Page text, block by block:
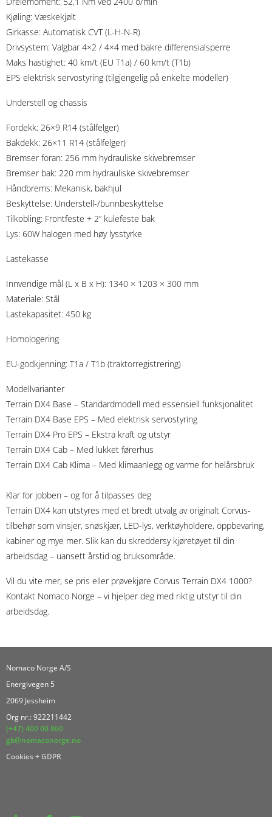
Kjøling: Væskekjølt
Girkasse: Automatisk CVT (L-H-N-R)
Drivsystem: Valgbar 4×2 / 4×4 med bakre differensialsperre
Maks hastighet: 40 km/t (EU T1a) / 60 km/t (T1b)
EPS elektrisk servostyring (tilgjengelig på enkelte modeller)
Understell og chassis
Fordekk: 26×9 R14 (stålfelger)
Bakdekk: 26×11 R14 (stålfelger)
Bremser foran: 256 mm hydrauliske skivebremser
Bremser bak: 220 mm hydrauliske skivebremser
Håndbrems: Mekanisk, bakhjul
Beskyttelse: Understell-/bunnbeskyttelse
Tilkobling: Frontfeste + 2” kulefeste bak
Lys: 60W halogen med høy lysstyrke
Lastekasse
Innvendige mål (L x B x H): 1340 × 1203 × 300 mm
Materiale: Stål
Lastekapasitet: 450 kg
Homologering
EU-godkjenning: T1a / T1b (traktorregistrering)
Modellvarianter
Terrain DX4 Base – Standardmodell med essensiell funksjonalitet
Terrain DX4 Base EPS – Med elektrisk servostyring
Terrain DX4 Pro EPS – Ekstra kraft og utstyr
Terrain DX4 Cab – Med lukket førerhus
Terrain DX4 Cab Klima – Med klimaanlegg og varme for helårsbruk
Klar for jobben – og for å tilpasses deg
Terrain DX4 kan utstyres med et bredt utvalg av originalt Corvus-
tilbehør som vinsjer, snøskjær, LED-lys, verktøyholdere, oppbevaring,
kabiner og mye mer. Slik kan du skreddersy kjøretøyet til din
arbeidsdag – uansett årstid og bruksområde.
Vil du vite mer, se pris eller prøvekjøre Corvus Terrain DX4 1000?
Kontakt Nomaco Norge – vi hjelper deg med riktig utstyr til din
arbeidsdag.
Nomaco Norge A/S
Energivegen 5
2069 Jessheim
Org nr.: 922211442
(+47) 400 00 860
gb@nomaconorge.no
Cookies + GDPR